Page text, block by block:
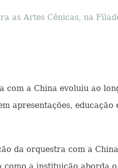
as Artes Cênicas, na
a China evoluiu ao
apresentações,
da orquestra com a